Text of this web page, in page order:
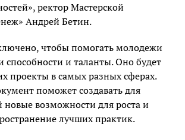
ректор Мастерской
Андрей Бетин.
чтобы помогать молодежи
способности и таланты. Оно будет
проекты в самых разных сферах.
поможет создавать для
возможности для роста и
лучших практик.